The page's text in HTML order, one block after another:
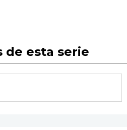
de esta serie